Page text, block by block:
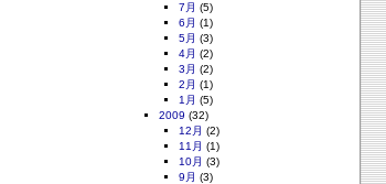
7月 (5)
6月 (1)
5月 (3)
4月 (2)
3月 (2)
2月 (1)
1月 (5)
2009 (32)
12月 (2)
11月 (1)
10月 (3)
9月 (3)